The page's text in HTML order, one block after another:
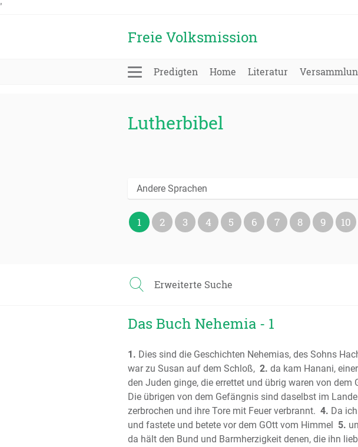
'
Freie Volksmission
Predigten Home Literatur
Lutherbibel
Andere Sprachen
1 2 3 4 5 6 7 8 9 10
Erweiterte Suche
Das Buch Nehemia - 1
1. Dies sind die Geschichten Nehemias, des Sohns
war zu Susan auf dem Schloß, 2. da kam Hanani,
den Juden ginge, die errettet und übrig waren von
Die übrigen von dem Gefängnis sind daselbst im
zerbrochen und ihre Tore mit Feuer verbrannt. 4. Da
und fastete und betete vor dem GOtt vom Himmel 5.
da hält den Bund und Barmherzigkeit denen, die ihn